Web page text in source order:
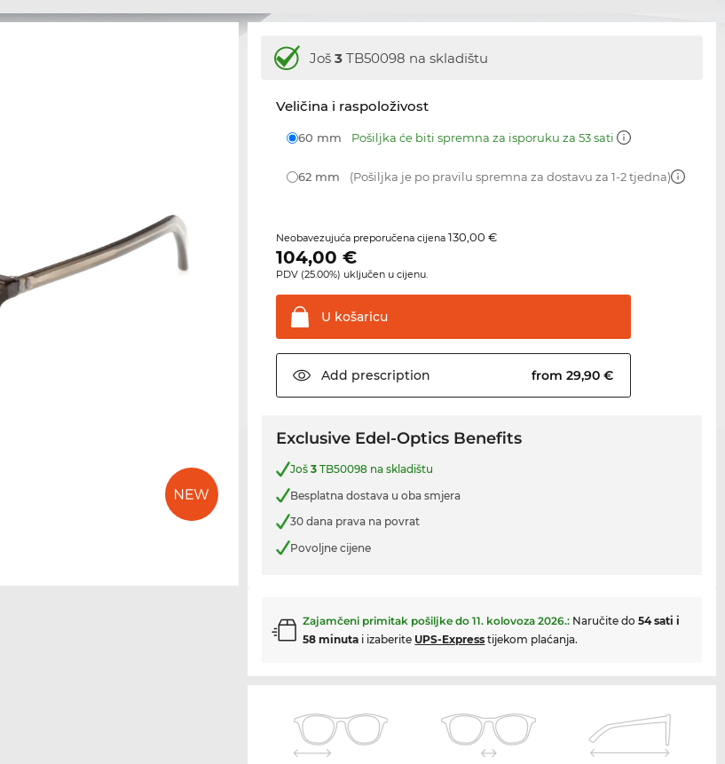
Još3 TB50098 na skladištu
Veličina i raspoloživost
60 mm Pošiljka će biti spremna za isporuku za 53 sati
62 mm (Pošiljka je po pravilu spremna za dostavu za 1-2 tjedna)
Neobavezujuća preporučena cijena130,00 €
104,00 €
PDV (25.00%) uključen u cijenu.
U košaricu
Add prescription from 29,90 €
Exclusive Edel-Optics Benefits
Još3 TB50098 na skladištu
Besplatna dostava u oba smjera
30 dana prava na povrat
Povoljne cijene
Zajamčeni primitak pošiljke do11. kolovoza 2026.: Naručite do54 sati i
58 minuta i izaberite UPS-Express tijekom plaćanja.